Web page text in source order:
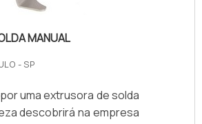
MANUAL
- SP
uma extrusora de solda
descobrirá na empresa